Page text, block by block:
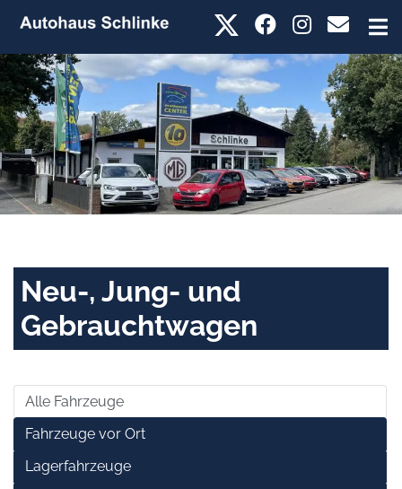
Neu-, Jung- und
Gebrauchtwagen
Alle Fahrzeuge
Fahrzeuge vor Ort
Lagerfahrzeuge